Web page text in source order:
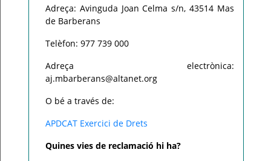
Adreça: Avinguda Joan Celma s/n, 43514 Mas
de Barberans
Telèfon: 977 739 000
Adreça electrònica:
aj.mbarberans@altanet.org
O bé a través de:
APDCAT Exercici de Drets
Quines vies de reclamació hi ha?